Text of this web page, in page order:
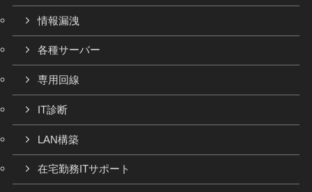
情報漏洩
各種サーバー
専用回線
IT診断
LAN構築
在宅勤務ITサポート